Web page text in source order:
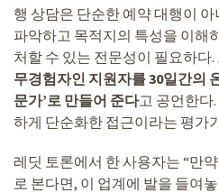
행 상담은 단순한 예약 대행이
파악하고 목적지의 특성을 이해
처할 수 있는 전문성이 필요하다
무경험자인 지원자를 30일간의
문가’로 만들어 준다고 공언한다
하게 단순화한 접근이라는 평가
레딧 토론에서 한 사용자는 “만
로 본다면, 이 업계에 발을 들여